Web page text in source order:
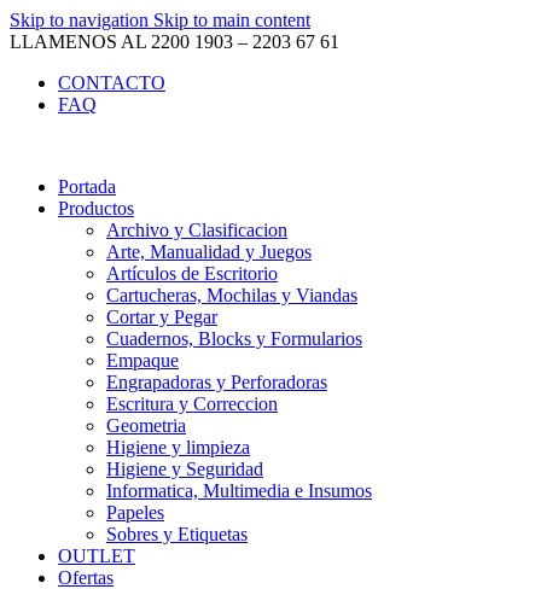
Skip to navigation Skip to main content
LLAMENOS AL 2200 1903 – 2203 67 61
CONTACTO
FAQ
Portada
Productos
Archivo y Clasificacion
Arte, Manualidad y Juegos
Artículos de Escritorio
Cartucheras, Mochilas y Viandas
Cortar y Pegar
Cuadernos, Blocks y Formularios
Empaque
Engrapadoras y Perforadoras
Escritura y Correccion
Geometria
Higiene y limpieza
Higiene y Seguridad
Informatica, Multimedia e Insumos
Papeles
Sobres y Etiquetas
OUTLET
Ofertas